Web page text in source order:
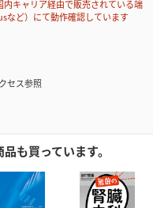
キャリア経由で販売されている端
など）にて動作確認しています
セス参照
も買っています。